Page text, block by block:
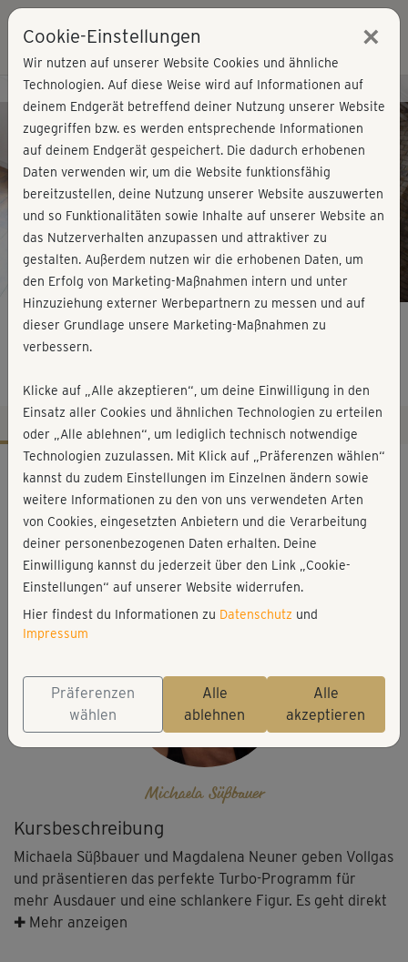
Play
Video
Kursvorschau - Jetzt mitmachen!
Fit mit Lena - Cardio & Stretching
Kursbeschreibung
Michaela Süßbauer und Magdalena Neuner geben Vollgas
und präsentieren das perfekte Turbo-Programm für
mehr Ausdauer und eine schlankere Figur. Es geht direkt
los mit vielen Kicks, Punches und dynamischen Moves, die
✚ Mehr anzeigen
Workout-Facts
mittelschwer
29 Min
268 kcal
Michaela Süßbauer
Michaela Süßbauer
Cookie-Einstellungen ×
Wir nutzen auf unserer Website Cookies und ähnliche
Technologien. Auf diese Weise wird auf Informationen auf
deinem Endgerät betreffend deiner Nutzung unserer Website
zugegriffen bzw. es werden entsprechende Informationen
auf deinem Endgerät gespeichert. Die dadurch erhobenen
Daten verwenden wir, um die Website funktionsfähig
bereitzustellen, deine Nutzung unserer Website auszuwerten
und so Funktionalitäten sowie Inhalte auf unserer Website an
das Nutzerverhalten anzupassen und attraktiver zu
gestalten. Außerdem nutzen wir die erhobenen Daten, um
den Erfolg von Marketing-Maßnahmen intern und unter
Hinzuziehung externer Werbepartnern zu messen und auf
dieser Grundlage unsere Marketing-Maßnahmen zu
verbessern.
Klicke auf „Alle akzeptieren“, um deine Einwilligung in den
Einsatz aller Cookies und ähnlichen Technologien zu erteilen
oder „Alle ablehnen“, um lediglich technisch notwendige
Technologien zuzulassen. Mit Klick auf „Präferenzen wählen“
kannst du zudem Einstellungen im Einzelnen ändern sowie
weitere Informationen zu den von uns verwendeten Arten
von Cookies, eingesetzten Anbietern und die Verarbeitung
deiner personenbezogenen Daten erhalten. Deine
Einwilligung kannst du jederzeit über den Link „Cookie-
Einstellungen“ auf unserer Website widerrufen.
Hier findest du Informationen zu Datenschutz und
Impressum
Präferenzen
wählen
Alle
ablehnen
Alle
akzeptieren